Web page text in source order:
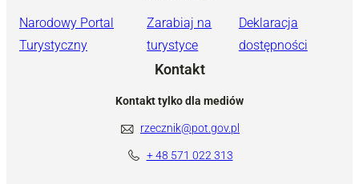
Narodowy Portal
Turystyczny
Zarabiaj na
turystyce
Deklaracja
dostępności
Kontakt
Kontakt tylko dla mediów
rzecznik@pot.gov.pl
+ 48 571 022 313